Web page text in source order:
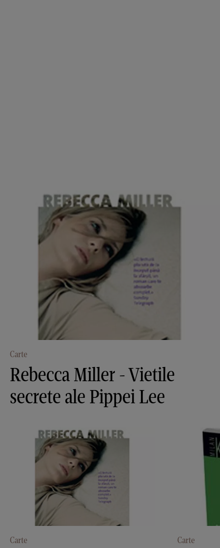
Carte
Rebecca Miller - Vietile
secrete ale Pippei Lee
Carte Carte